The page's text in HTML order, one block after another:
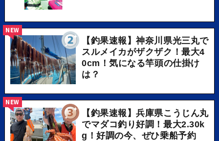
【釣果速報】神奈川県光三丸で
スルメイカがザクザク！最大4
0cm！気になる竿頭の仕掛け
は？
NEW
【釣果速報】兵庫県こうじん丸
でマダコ釣り好調！最大2.30k
g！好調の今、ぜひ乗船予約
NEW